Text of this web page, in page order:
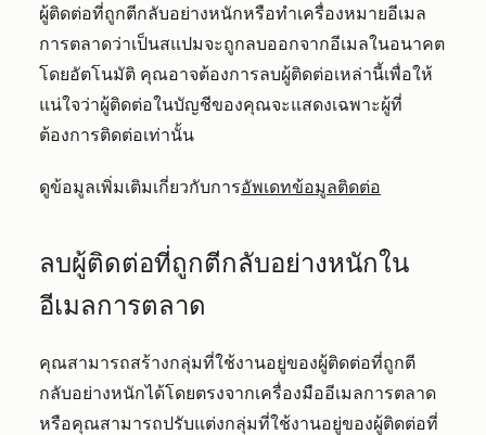
ผู้ติดต่อที่ถูกตีกลับอย่างหนักหรือทำเครื่องหมายอีเมล
การตลาดว่าเป็นสแปมจะถูกลบออกจากอีเมลในอนาคต
โดยอัตโนมัติ คุณอาจต้องการลบผู้ติดต่อเหล่านี้เพื่อให้
แน่ใจว่าผู้ติดต่อในบัญชีของคุณจะแสดงเฉพาะผู้ที่
ต้องการติดต่อเท่านั้น
ดูข้อมูลเพิ่มเติมเกี่ยวกับการอัพเดทข้อมูลติดต่อ
ลบผู้ติดต่อที่ถูกตีกลับอย่างหนักใน
อีเมลการตลาด
คุณสามารถสร้างกลุ่มที่ใช้งานอยู่ของผู้ติดต่อที่ถูกตี
กลับอย่างหนักได้โดยตรงจากเครื่องมืออีเมลการตลาด
หรือคุณสามารถปรับแต่งกลุ่มที่ใช้งานอยู่ของผู้ติดต่อที่